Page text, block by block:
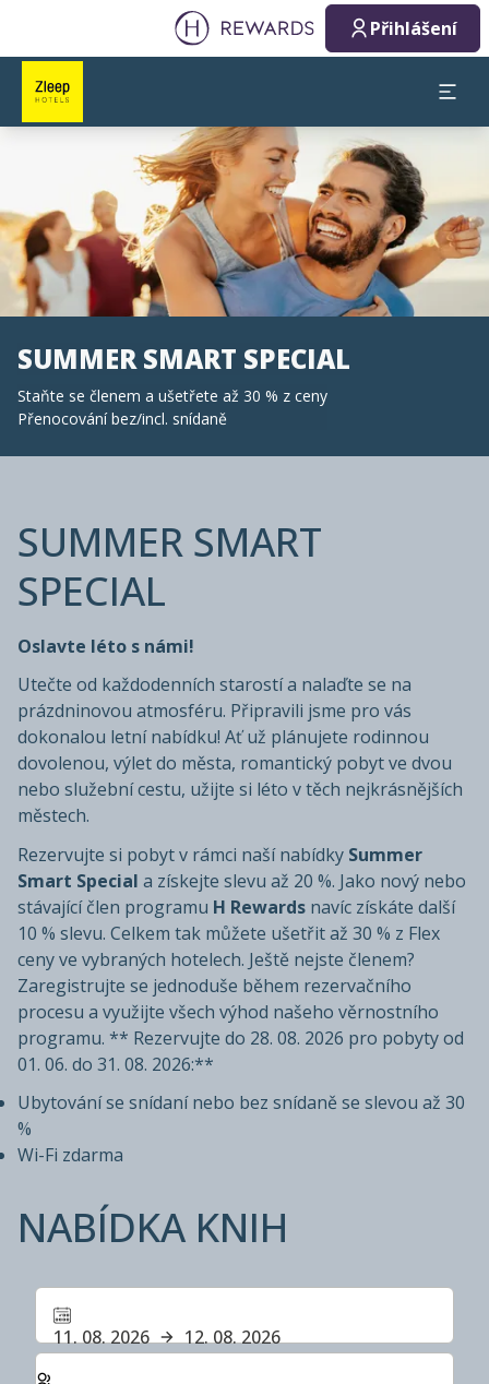
Přihlášení
SUMMER SMART SPECIAL
Staňte se členem a ušetřete až 30 % z ceny
Přenocování bez/incl. snídaně
SUMMER SMART
SPECIAL
Oslavte léto s námi!
Utečte od každodenních starostí a nalaďte se na
prázdninovou atmosféru. Připravili jsme pro vás
dokonalou letní nabídku! Ať už plánujete rodinnou
dovolenou, výlet do města, romantický pobyt ve dvou
nebo služební cestu, užijte si léto v těch nejkrásnějších
městech.
Rezervujte si pobyt v rámci naší nabídky Summer
Smart Special a získejte slevu až 20 %. Jako nový nebo
stávající člen programu H Rewards navíc získáte další
10 % slevu. Celkem tak můžete ušetřit až 30 % z Flex
ceny ve vybraných hotelech. Ještě nejste členem?
Zaregistrujte se jednoduše během rezervačního
procesu a využijte všech výhod našeho věrnostního
programu. ** Rezervujte do 28. 08. 2026 pro pobyty od
01. 06. do 31. 08. 2026:**
Ubytování se snídaní nebo bez snídaně se slevou až 30
%
Wi-Fi zdarma
NABÍDKA KNIH
11. 08. 2026
12. 08. 2026
Zvolte počet pokojů a hostů pro svůj pobyt